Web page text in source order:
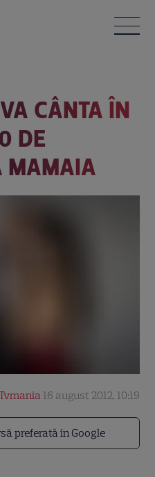
CÂNTA ÎN
DE
MAMAIA
preferată în Google
16 august 2012, 10:19